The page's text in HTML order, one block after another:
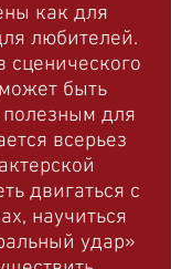
как для
любителей.
сценического
быть
для
всерьез
двигаться с
научиться
удар»